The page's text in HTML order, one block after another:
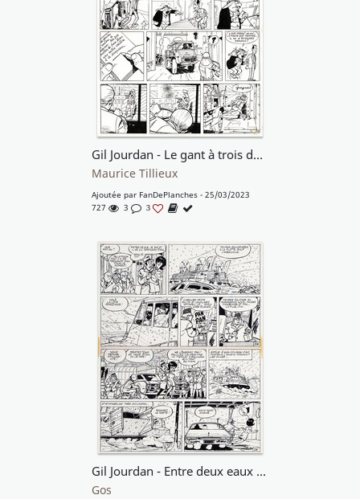
Gil Jourdan - Le gant à trois doigts - T9 p.14
Maurice Tillieux
Ajoutée par FanDePlanches - 25/03/2023
727
3 3
Gil Jourdan - Entre deux eaux - "Les santons" - T16 p45
Gos